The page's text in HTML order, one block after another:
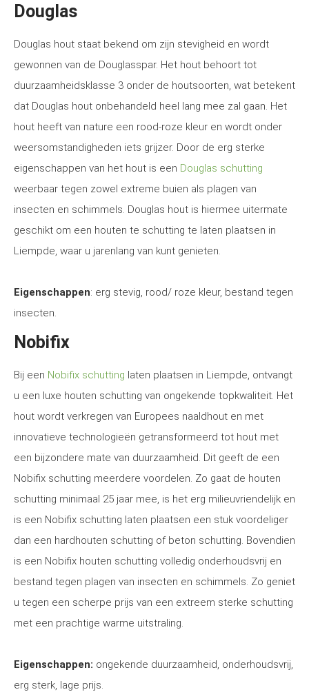
Douglas
Douglas hout staat bekend om zijn stevigheid en wordt
gewonnen van de Douglasspar. Het hout behoort tot
duurzaamheidsklasse 3 onder de houtsoorten, wat betekent
dat Douglas hout onbehandeld heel lang mee zal gaan. Het
hout heeft van nature een rood-roze kleur en wordt onder
weersomstandigheden iets grijzer. Door de erg sterke
eigenschappen van het hout is een Douglas schutting
weerbaar tegen zowel extreme buien als plagen van
insecten en schimmels. Douglas hout is hiermee uitermate
geschikt om een houten te schutting te laten plaatsen in
Liempde, waar u jarenlang van kunt genieten.
Eigenschappen: erg stevig, rood/ roze kleur, bestand tegen
insecten.
Nobifix
Bij een Nobifix schutting laten plaatsen in Liempde, ontvangt
u een luxe houten schutting van ongekende topkwaliteit. Het
hout wordt verkregen van Europees naaldhout en met
innovatieve technologieën getransformeerd tot hout met
een bijzondere mate van duurzaamheid. Dit geeft de een
Nobifix schutting meerdere voordelen. Zo gaat de houten
schutting minimaal 25 jaar mee, is het erg milieuvriendelijk en
is een Nobifix schutting laten plaatsen een stuk voordeliger
dan een hardhouten schutting of beton schutting. Bovendien
is een Nobifix houten schutting volledig onderhoudsvrij en
bestand tegen plagen van insecten en schimmels. Zo geniet
u tegen een scherpe prijs van een extreem sterke schutting
met een prachtige warme uitstraling.
Eigenschappen: ongekende duurzaamheid, onderhoudsvrij,
erg sterk, lage prijs.